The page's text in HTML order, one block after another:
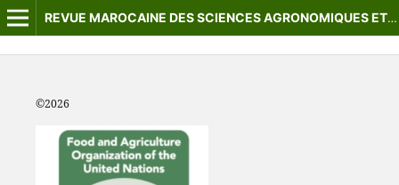
REVUE MAROCAINE DES SCIENCES AGRONOMIQUES ET VÉTÉRINAIRES
©2026